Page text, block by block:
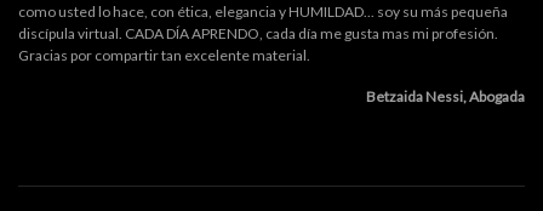
como usted lo hace, con ética, elegancia y HUMILDAD... soy su más pequeña
discípula virtual. CADA DÍA APRENDO, cada día me gusta mas mi profesión.
Gracias por compartir tan excelente material.
Betzaida Nessi, Abogada